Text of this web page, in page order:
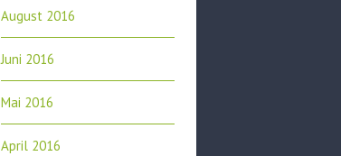
August 2016
Juni 2016
Mai 2016
April 2016